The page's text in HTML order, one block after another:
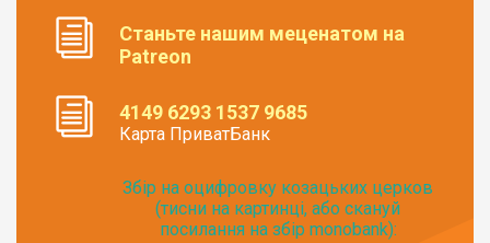
Станьте нашим меценатом на
Patreon
4149 6293 1537 9685
Карта ПриватБанк
Збір на оцифровку козацьких церков
(тисни на картинці, або скануй
посилання на збір monobank):